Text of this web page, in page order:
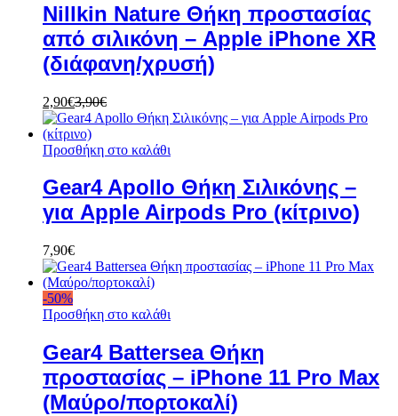
Nillkin Nature Θήκη προστασίας
από σιλικόνη – Apple iPhone XR
(διάφανη/χρυσή)
2,90€3,90€
Προσθήκη στο καλάθι
Gear4 Apollo Θήκη Σιλικόνης –
για Apple Airpods Pro (κίτρινο)
7,90€
-50%
Προσθήκη στο καλάθι
Gear4 Battersea Θήκη
προστασίας – iPhone 11 Pro Max
(Μαύρο/πορτοκαλί)